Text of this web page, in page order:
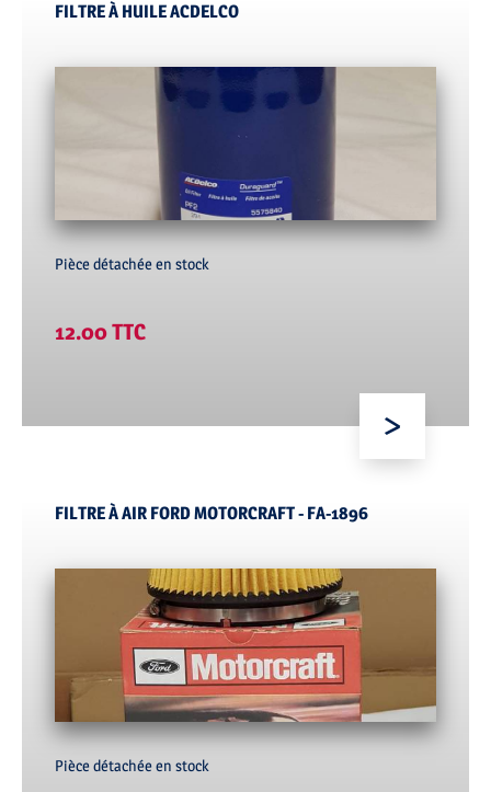
FILTRE À HUILE ACDELCO
Pièce détachée en stock
12.00 TTC
FILTRE À AIR FORD MOTORCRAFT - FA-1896
Pièce détachée en stock